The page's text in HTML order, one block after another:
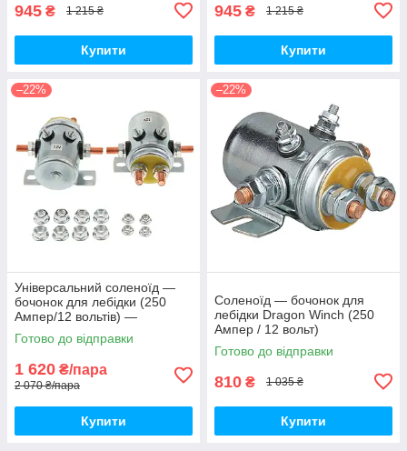
945 ₴ 1 215 ₴
Купити
945 ₴ 1 215 ₴
Купити
–22%
Універсальний соленоїд —
бочонок для лебідки (250
Ампер/12 вольтів) —
комплект 2 штуки
Готово до відправки
1 620 ₴/пара
2 070 ₴/пара
Купити
–22%
Соленоїд — бочонок для
лебідки Dragon Winch (250
Ампер / 12 вольт)
Готово до відправки
810 ₴ 1 035 ₴
Купити